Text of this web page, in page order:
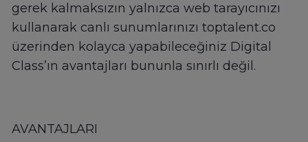
gerek kalmaksızın yalnızca web tarayıcınızı
kullanarak canlı sunumlarınızı toptalent.co
üzerinden kolayca yapabileceğiniz Digital
Class’ın avantajları bununla sınırlı değil.
AVANTAJLARI